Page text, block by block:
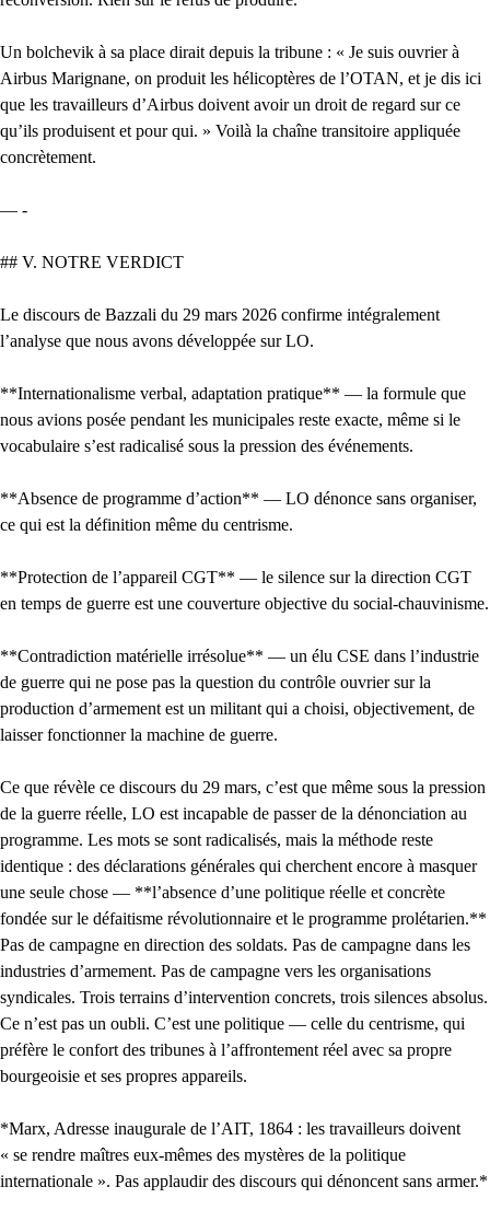
Un bolchevik à sa place dirait depuis la tribune : « Je suis ouvrier à
Airbus Marignane, on produit les hélicoptères de l’OTAN, et je dis ici
que les travailleurs d’Airbus doivent avoir un droit de regard sur ce
qu’ils produisent et pour qui. » Voilà la chaîne transitoire appliquée
concrètement.
— -
## V. NOTRE VERDICT
Le discours de Bazzali du 29 mars 2026 confirme intégralement
l’analyse que nous avons développée sur LO.
**Internationalisme verbal, adaptation pratique** — la formule que
nous avions posée pendant les municipales reste exacte, même si le
vocabulaire s’est radicalisé sous la pression des événements.
**Absence de programme d’action** — LO dénonce sans organiser,
ce qui est la définition même du centrisme.
**Protection de l’appareil CGT** — le silence sur la direction CGT
en temps de guerre est une couverture objective du social-chauvinisme.
**Contradiction matérielle irrésolue** — un élu CSE dans l’industrie
de guerre qui ne pose pas la question du contrôle ouvrier sur la
production d’armement est un militant qui a choisi, objectivement, de
laisser fonctionner la machine de guerre.
Ce que révèle ce discours du 29 mars, c’est que même sous la pression
de la guerre réelle, LO est incapable de passer de la dénonciation au
programme. Les mots se sont radicalisés, mais la méthode reste
identique : des déclarations générales qui cherchent encore à masquer
une seule chose — **l’absence d’une politique réelle et concrète
fondée sur le défaitisme révolutionnaire et le programme prolétarien.**
Pas de campagne en direction des soldats. Pas de campagne dans les
industries d’armement. Pas de campagne vers les organisations
syndicales. Trois terrains d’intervention concrets, trois silences absolus.
Ce n’est pas un oubli. C’est une politique — celle du centrisme, qui
préfère le confort des tribunes à l’affrontement réel avec sa propre
bourgeoisie et ses propres appareils.
*Marx, Adresse inaugurale de l’AIT, 1864 : les travailleurs doivent
« se rendre maîtres eux-mêmes des mystères de la politique
internationale ». Pas applaudir des discours qui dénoncent sans armer.*